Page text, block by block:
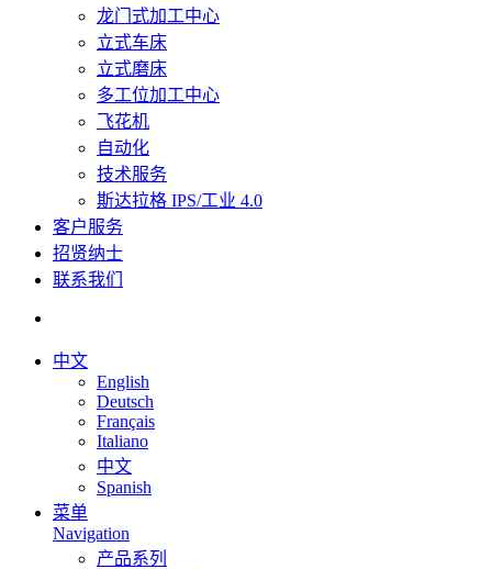
龙门式加工中心
立式车床
立式磨床
多工位加工中心
飞花机
自动化
技术服务
斯达拉格 IPS/工业 4.0
客户服务
招贤纳士
联系我们
中文
English
Deutsch
Français
Italiano
中文
Spanish
菜单
Navigation
产品系列